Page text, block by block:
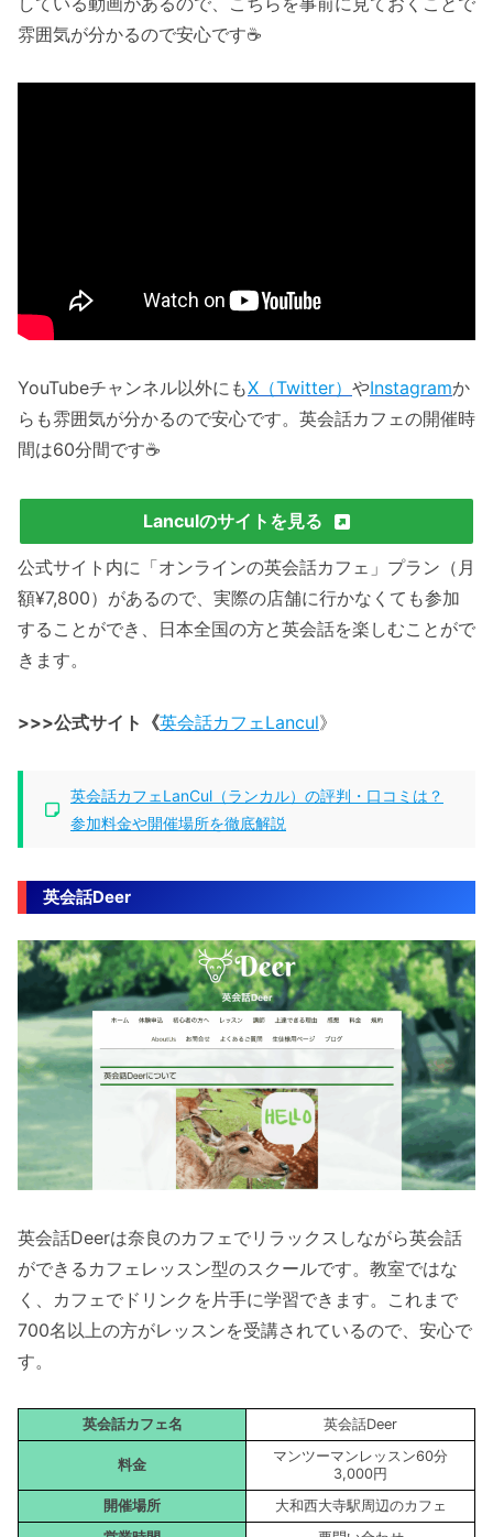
雰囲気が分かるので安心です☕️
YouTubeチャンネル以外にもX（Twitter） やInstagramか
らも雰囲気が分かるので安心です。英会話カフェの開催時
間は60分間です☕️
Lanculのサイトを見る
公式サイト内に「オンラインの英会話カフェ」プラン（月
額¥7,800）があるので、実際の店舗に行かなくても参加
することができ、日本全国の方と英会話を楽しむことがで
きます。
>>>公式サイト《英会話カフェLancul》
英会話カフェLanCul（ランカル）の評判・口コミは？
参加料金や開催場所を徹底解説
英会話Deer
英会話Deerは奈良のカフェでリラックスしながら英会話
ができるカフェレッスン型のスクールです。教室ではな
く、カフェでドリンクを片手に学習できます。これまで
700名以上の方がレッスンを受講されているので、安心で
す。
英会話カフェ名 英会話Deer
料金
マンツーマンレッスン60分
3,000円
開催場所
大和西大寺駅周辺のカフェ